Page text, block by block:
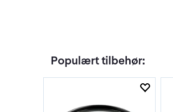
Populært tilbehør: